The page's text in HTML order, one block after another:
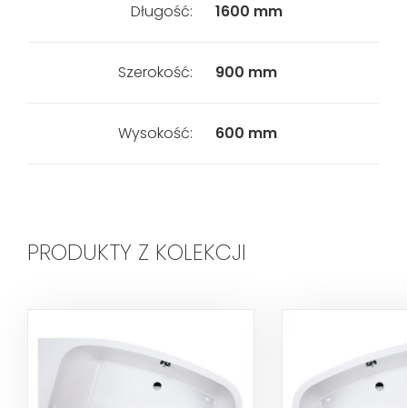
Długość: 1600 mm
Szerokość: 900 mm
Wysokość: 600 mm
PRODUKTY Z KOLEKCJI